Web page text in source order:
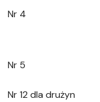
Nr 4
Nr 5
Nr 12 dla drużyn